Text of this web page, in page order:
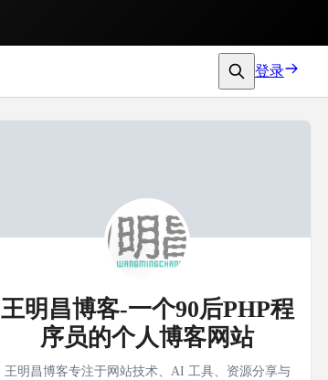
登录
王明昌博客-一个90后PHP程
序员的个人博客网站
王明昌博客专注于网站技术、AI 工具、资源分享与